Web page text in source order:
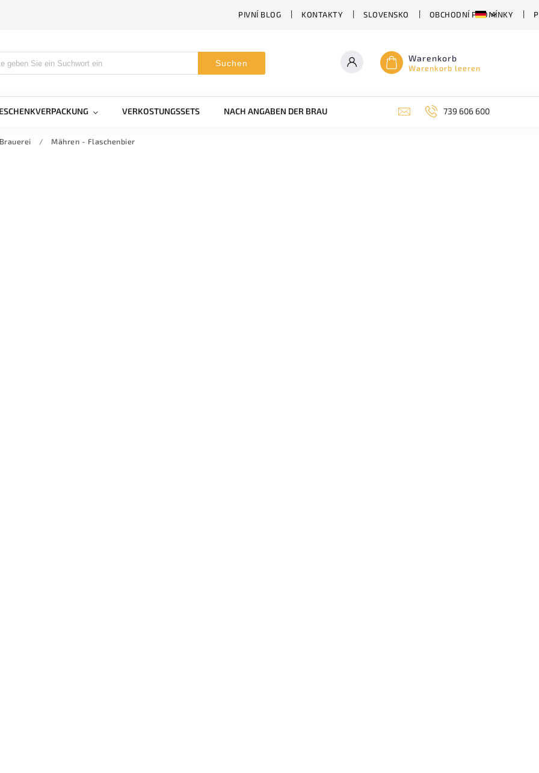
PIVNÍ BLOG KONTAKTY SLOVENSKO OBCHODNÍ PODMÍNKY
Suchen Warenkorb
Warenkorb leeren
VERKOSTUNGSSETS NACH ANGABEN DER BRAUEREI ABHÄNGIG VON DER BIERSORTE
739 606 600
/ Mähren - Flaschenbier